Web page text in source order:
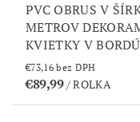
PVC OBRUS V
METROV
KVIETKY V
€73,16 bez DPH
€89,99/ ROLKA